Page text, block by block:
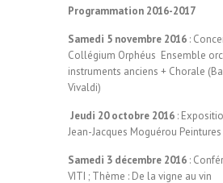
Programmation 2016-2017
Samedi 5 novembre 2016 :
Collégium Orphéus Ensemble
instruments anciens + Chorale
Vivaldi)
Jeudi 20 octobre 2016 :
Jean-Jacques Moguérou
Samedi 3 décembre 2016 :
VITI ; Thème : De la vigne au vin